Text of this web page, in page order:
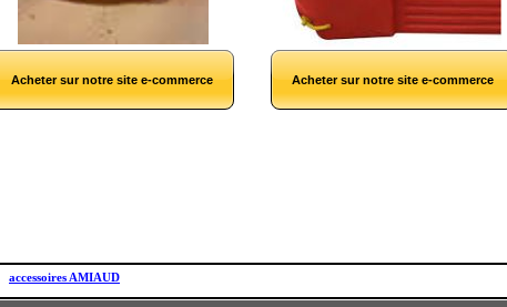
Acheter sur notre site e-commerce
Acheter sur notre site e-commerce
accessoires AMIAUD